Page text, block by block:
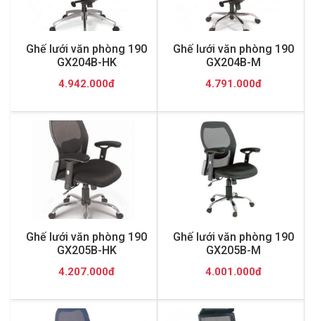
Ghế lưới văn phòng 190
GX204B-HK
4.942.000đ
Ghế lưới văn phòng 190
GX204B-M
4.791.000đ
Ghế lưới văn phòng 190
GX205B-HK
4.207.000đ
Ghế lưới văn phòng 190
GX205B-M
4.001.000đ